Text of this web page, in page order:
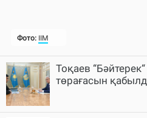
Тоқаев
төрағасын